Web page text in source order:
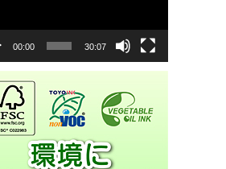
00:00 30:07